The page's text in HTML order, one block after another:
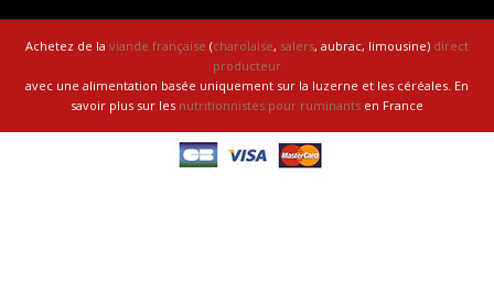
Achetez de la viande française (charolaise, salers, aubrac, limousine) direct
producteur
avec une alimentation basée uniquement sur la luzerne et les céréales. En
savoir plus sur les nutritionnistes pour ruminants en France